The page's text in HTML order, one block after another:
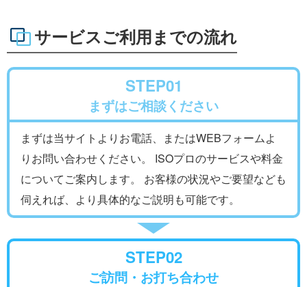
サービスご利用までの流れ
STEP01
まずはご相談ください
まずは当サイトよりお電話、またはWEBフォームよ
りお問い合わせください。 ISOプロのサービスや料金
についてご案内します。 お客様の状況やご要望なども
伺えれば、より具体的なご説明も可能です。
STEP02
ご訪問・お打ち合わせ